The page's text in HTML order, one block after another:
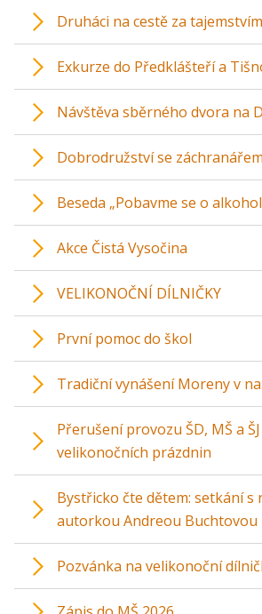
Druháci na cestě za
Exkurze do Předklášteří a
Návštěva sběrného dvora na
Dobrodružství se
Beseda „Pobavme se o
Akce Čistá Vysočina
VELIKONOČNÍ DÍLNIČKY
První pomoc do škol
Tradiční vynášení Moreny v
Přerušení provozu ŠD, MŠ a
velikonočních prázdnin
Bystřicko čte dětem: setkání s
autorkou Andreou Buchtovou
Pozvánka na velikonoční